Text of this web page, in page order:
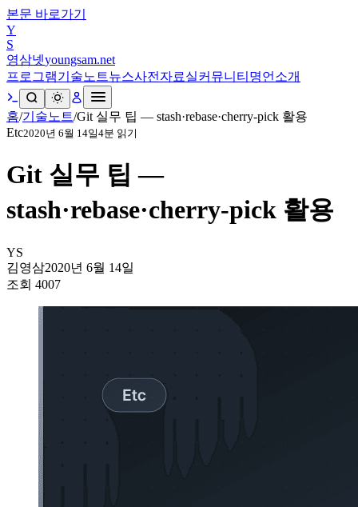
본문 바로가기
Y
S
영삼넷youngsam.net
프로그램기술노트뉴스사전 자료실커뮤니티 명언 소개
홈/기술노트/Git 실무 팁 — stash·rebase·cherry-pick 활용
Etc2020년 6월 14일4분 읽기
Git 실무 팁 —
stash·rebase·cherry-pick 활용
YS
김영삼2020년 6월 14일
조회 4007